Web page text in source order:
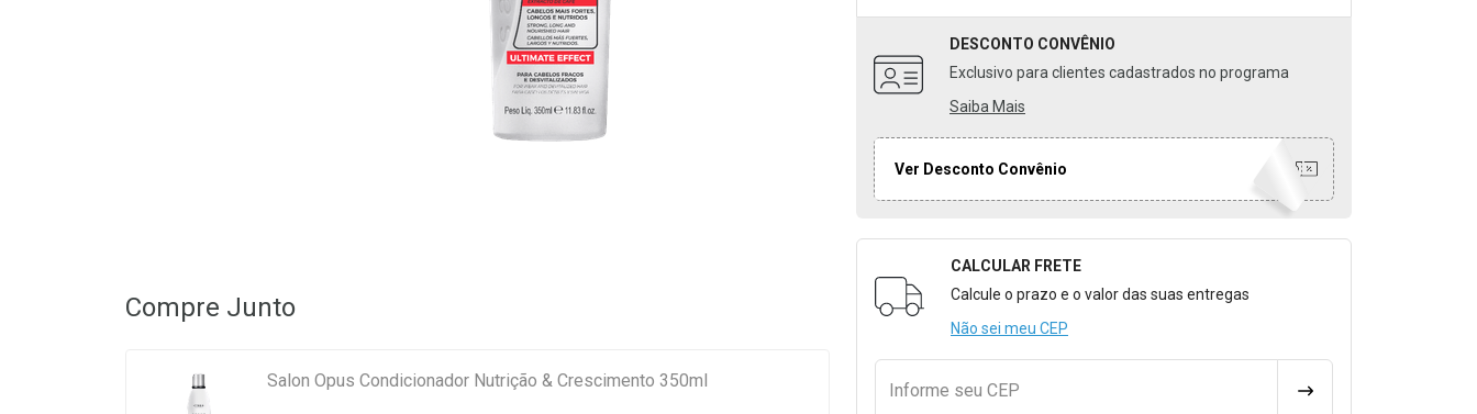
DESCONTO CONVÊNIO
Exclusivo para clientes cadastrados no programa
Saiba Mais
Ver Desconto Convênio
Formulário para Calcular o Frete
CALCULAR FRETE
Calcule o prazo e o valor das suas entregas
Não sei meu CEP
Informe seu CEP CALCULAR FRETE
Compre Junto
Salon Opus Condicionador Nutrição & Crescimento 350ml